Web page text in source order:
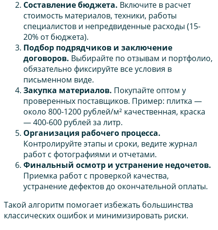
Составление бюджета. Включите в расчет
стоимость материалов, техники, работы
специалистов и непредвиденные расходы (15-
20% от бюджета).
Подбор подрядчиков и заключение
договоров. Выбирайте по отзывам и портфолио,
обязательно фиксируйте все условия в
письменном виде.
Закупка материалов. Покупайте оптом у
проверенных поставщиков. Пример: плитка —
около 800-1200 рублей/м² качественная, краска
— 400-600 рублей за литр.
Организация рабочего процесса.
Контролируйте этапы и сроки, ведите журнал
работ с фотографиями и отчетами.
Финальный осмотр и устранение недочетов.
Приемка работ с проверкой качества,
устранение дефектов до окончательной оплаты.
Такой алгоритм помогает избежать большинства
классических ошибок и минимизировать риски.